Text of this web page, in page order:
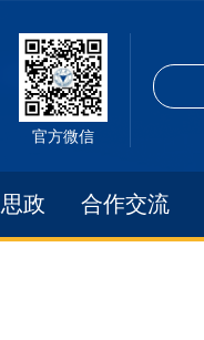
官方微信
政 合作交流